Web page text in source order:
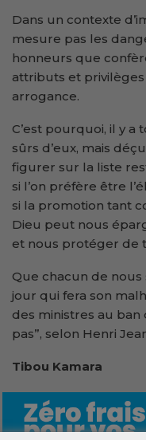
Dans un contexte
mesure pas les
honneurs que
attributs et
arrogance.
C’est pourquoi, il y a
sûrs d’eux, mais
figurer sur la liste
si l’on préfère être
si la promotion tant
Dieu peut nous
et nous protéger de
Que chacun de
jour qui fera son
des ministres au ban
pas”, selon Henri
Tibou Kamara